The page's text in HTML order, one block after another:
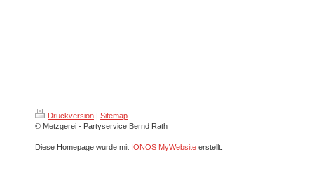
Druckversion | Sitemap
© Metzgerei - Partyservice Bernd Rath
Diese Homepage wurde mit IONOS MyWebsite erstellt.